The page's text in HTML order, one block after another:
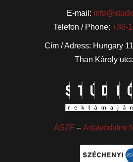
E-mail:
Telefon / Phone: +36-
Cím / Adress: Hungary
Than Károly
ÁSZF – Adatvédelmi